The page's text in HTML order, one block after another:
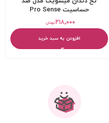
حساسیت Pro Sense
تومان۲۱۸,۰۰۰
افزودن به سبد خرید